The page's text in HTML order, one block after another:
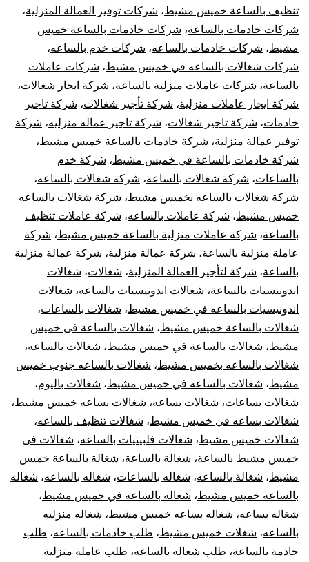
تنظيف بالساعة خميس مشيط، شركات توفير العمالة المنزلية،
شركات خادمات بالساعة، شركات خادمات بالساعة خميس
مشيط، شركات خادمات بالساعه، شركات خدم بالساعه،
شركات شغالات بالساعه في خميس مشيط، شركات عاملات
بالساعة، شركات عاملات منزلية بالساعة، شركة ايجار شغالات،
شركة ايجار عاملات منزلية، شركة تأجير شغالات، شركة تاجير
خادمات، شركة تاجير شغالات، شركة تاجير عماله منزليه، شركة
توفير عمالة منزلية، شركة خادمات بالساعة خميس مشيط،
شركة خادمات بالساعة في خميس مشيط، شركة خدم
بالساعات، شركة شغالات بالساعة، شركة شغالات بالساعه،
شركة شغالات بالساعه بخميس مشيط، شركة شغالات بالساعه
خميس مشيط، شركة عاملات بالساعه، شركة عاملات تنظيف
بالساعة، شركة عاملات منزلية بالساعة خميس مشيط، شركة
عاملة منزلية بالساعة، شركة عمالة منزلية، شركة عمالة منزلية
بالساعة، شركة لتأجير العمالة المنزلية، شغالات، شغالات
اندونيسيات بالساعة، شغالات اندونيسيات بالساعه، شغالات
اندونيسيات بالساعه في خميس مشيط، شغالات بالساعات،
شغالات بالساعة خميس مشيط، شغالات بالساعة فى خميس
مشيط، شغالات بالساعة في خميس مشيط، شغالات بالساعه،
شغالات بالساعه بخميس مشيط، شغالات بالساعه جنوب خميس
مشيط، شغالات بالساعه في خميس مشيط، شغالات باليوم،
شغالات بساعات، شغالات بساعه، شغالات بساعه خميس مشيط،
شغالات بساعه في خميس مشيط، شغالات تنظيف بالساعه،
شغالات خميس مشيط، شغالات فلبينيات بالساعه، شغالات فى
خميس مشيط بالساعة، شغالة بالساعة، شغالة بالساعة خميس
مشيط، شغالة بالساعه، شغاله بالساعات، شغاله بالساعه، شغاله
بالساعه خميس مشيط، شغاله بالساعه في خميس مشيط،
شغاله بساعه، شغاله بساعه خميس مشيط، شغاله منزليه
بالساعه، شغلات خميس مشيط، طلب خادمات بالساعه، طلب
خادمة بالساعة، طلب شغاله بالساعه، طلب عاملة منزلية